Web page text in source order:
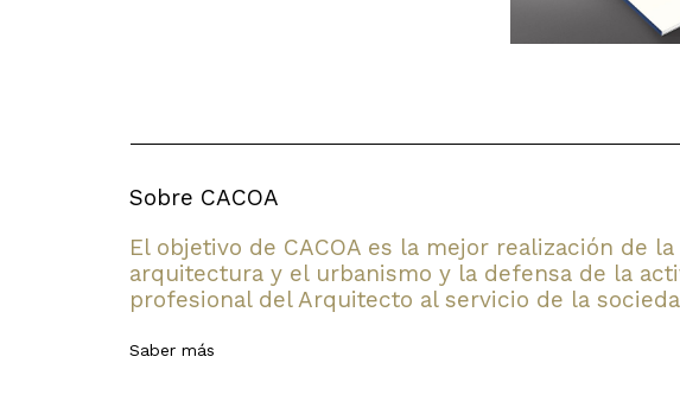
Sobre CACOA
El objetivo de CACOA es la mejor realización de la
arquitectura y el urbanismo y la defensa de la
profesional del Arquitecto al servicio de la
Saber más